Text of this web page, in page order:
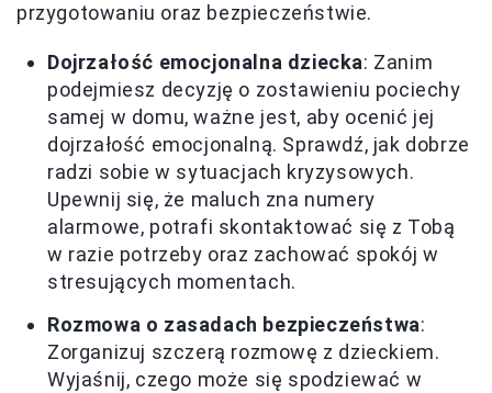
przygotowaniu oraz bezpieczeństwie.
Dojrzałość emocjonalna dziecka: Zanim
podejmiesz decyzję o zostawieniu pociechy
samej w domu, ważne jest, aby ocenić jej
dojrzałość emocjonalną. Sprawdź, jak dobrze
radzi sobie w sytuacjach kryzysowych.
Upewnij się, że maluch zna numery
alarmowe, potrafi skontaktować się z Tobą
w razie potrzeby oraz zachować spokój w
stresujących momentach.
Rozmowa o zasadach bezpieczeństwa:
Zorganizuj szczerą rozmowę z dzieckiem.
Wyjaśnij, czego może się spodziewać w